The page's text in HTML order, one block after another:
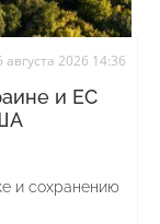
августа 2026 14:36
и ЕС
и сохранению